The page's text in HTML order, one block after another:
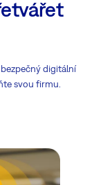
digitální
svou firmu.